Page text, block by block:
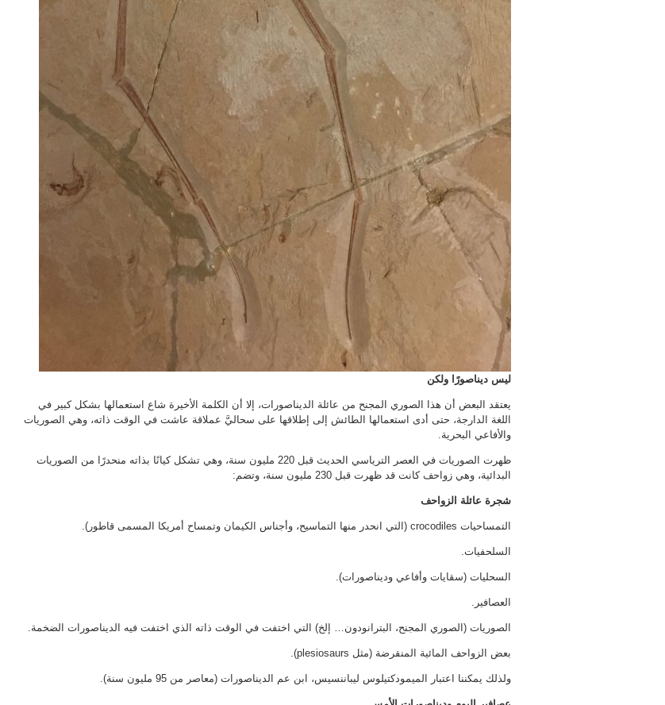
ليس ديناصورًا ولكن
يعتقد البعض أن هذا الصوري المجنح من عائلة الديناصورات، إلا أن الكلمة الأخيرة شاع استعمالها بشكل كبير في
اللغة الدارجة، حتى أدى استعمالها الطائش إلى إطلاقها على سحاليَّ عملاقة عاشت في الوقت ذاته، وهي الصوريات
والأفاعي البحرية.
ظهرت الصوريات في العصر الترياسي الحديث قبل 220 مليون سنة، وهي تشكل كيانًا بذاته منحدرًا من الصوريات
البدائية، وهي زواحف كانت قد ظهرت قبل 230 مليون سنة، وتضم:
شجرة عائلة الزواحف
التمساحيات crocodiles (التي انحدر منها التماسيح، وأجناس الكيمان وتمساح أمريكا المسمى قاطور).
السلحفيات.
السحليات (سقايات وأفاعي وديناصورات).
العصافير.
الصوريات (الصوري المجنح، البترانودون… إلخ) التي اختفت في الوقت ذاته الذي اختفت فيه الديناصورات الضخمة.
بعض الزواحف المائية المنقرضة (مثل plesiosaurs).
ولذلك يمكننا اعتبار الميمودكتيلوس ليباننسيس، ابن عم الديناصورات (معاصر من 95 مليون سنة).